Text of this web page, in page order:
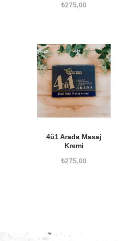
₺275,00
4ü1 Arada Masaj
Kremi
₺275,00